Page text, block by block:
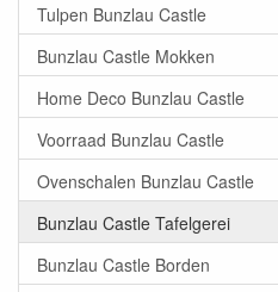
Tulpen Bunzlau Castle
Bunzlau Castle Mokken
Home Deco Bunzlau Castle
Voorraad Bunzlau Castle
Ovenschalen Bunzlau Castle
Bunzlau Castle Tafelgerei
Bunzlau Castle Borden